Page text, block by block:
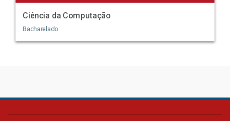
Ciência da Computação
Bacharelado